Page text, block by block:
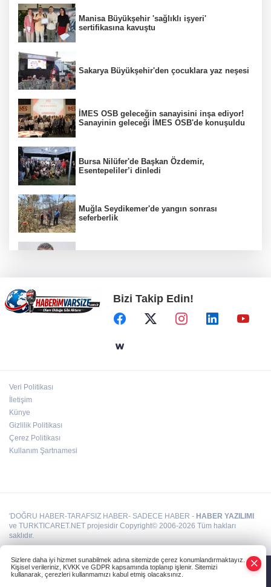
Manisa Büyükşehir 'sağlıklı işyeri'
sertifikasına kavuştu
Sakarya Büyükşehir'den çocuklara yaz neşesi
İMES OSB geleceğin sanayisini inşa ediyor!
Sanayinin geleceği İMES OSB'de konuşuldu
Bursa Nilüfer'de Başkan Özdemir,
Esentepeliler’i dinledi
Muğla Seydikemer'de yangın sonrası
seferberlik
CHP'li Sarıbal'dan orman yangınları ve tarım
politikalarına eleştiri
Denizli Opera ve Bale Günleri’nde “Kuğu
Bizi Takip Edin!
Veri Politikası
İletişim
Künye
Gizlilik Politikası
Çerez Politikası
Kullanım Şartnamesi
'DOĞRU HABER-TARAFSIZ HABER- SADECE HABER - HABER YAZILIMI
ve TURKTICARET.NET projesidir Copyright© 2006-2026 Tüm hakları
saklıdır.
Sizlere daha iyi hizmet sunabilmek adına sitemizde çerez konumlandırmaktayız.
Kişisel verileriniz, KVKK ve GDPR kapsamında toplanıp işlenir. Sitemizi
kullanarak, çerezleri kullanmamızı kabul etmiş olacaksınız.